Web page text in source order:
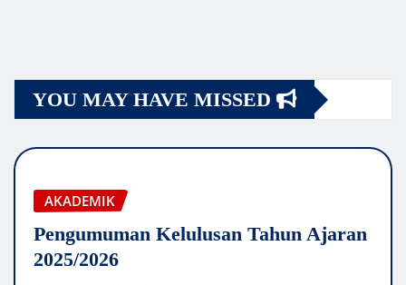
YOU MAY HAVE MISSED
AKADEMIK
Pengumuman Kelulusan Tahun Ajaran
2025/2026